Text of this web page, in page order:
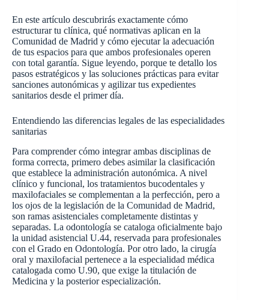
En este artículo descubrirás exactamente cómo
estructurar tu clínica, qué normativas aplican en la
Comunidad de Madrid y cómo ejecutar la adecuación
de tus espacios para que ambos profesionales operen
con total garantía. Sigue leyendo, porque te detallo los
pasos estratégicos y las soluciones prácticas para evitar
sanciones autonómicas y agilizar tus expedientes
sanitarios desde el primer día.
Entendiendo las diferencias legales de las especialidades
sanitarias
Para comprender cómo integrar ambas disciplinas de
forma correcta, primero debes asimilar la clasificación
que establece la administración autonómica. A nivel
clínico y funcional, los tratamientos bucodentales y
maxilofaciales se complementan a la perfección, pero a
los ojos de la legislación de la Comunidad de Madrid,
son ramas asistenciales completamente distintas y
separadas. La odontología se cataloga oficialmente bajo
la unidad asistencial U.44, reservada para profesionales
con el Grado en Odontología. Por otro lado, la cirugía
oral y maxilofacial pertenece a la especialidad médica
catalogada como U.90, que exige la titulación de
Medicina y la posterior especialización.